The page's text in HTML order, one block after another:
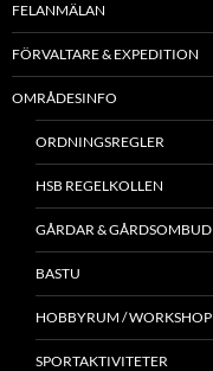
FELANMÄLAN
FÖRVALTARE & EXPEDITION
OMRÅDESINFO
ORDNINGSREGLER
HSB REGELKOLLEN
GÅRDAR & GÅRDSOMBUD
BASTU
HOBBYRUM / WORKSHOP
SPORTAKTIVITETER